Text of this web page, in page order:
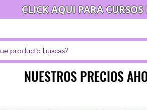
CLICK AQUI PARA
NUESTROS PRECIOS
NUESTROS PRECIOS